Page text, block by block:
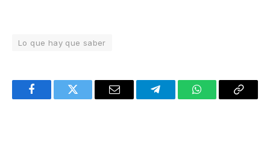
Lo que hay que saber
FacebookTwitter Email TelegramWhatsAppCopy